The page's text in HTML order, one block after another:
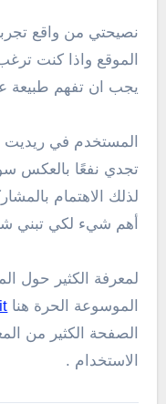
نصيحتي من واقع
الموقع واذا كنت
يجب ان تفهم طبيعة
المستخدم في ريديت
تجدي نفعًا بالعكس
لذلك الاهتمام
أهم شيء لكي تبني
لمعرفة الكثير حول
الموسوعة الحرة هنا
الصفحة الكثير من
الاستخدام .